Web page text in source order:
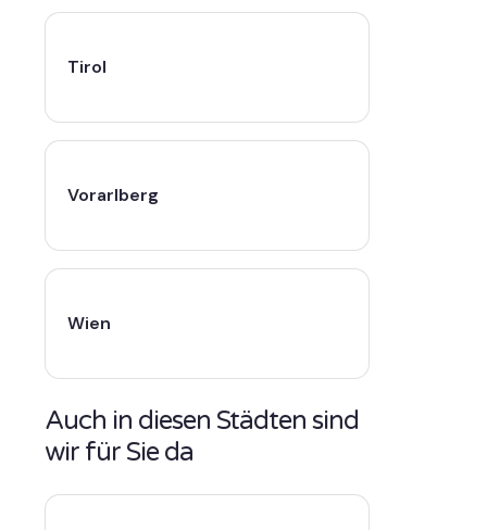
Tirol
Vorarlberg
Wien
Auch in diesen Städten sind
wir für Sie da